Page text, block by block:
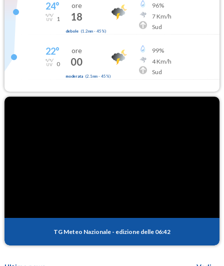
24°
1
ore
18
debole (1.2mm- 45 %)
96%
7Km/h
Sud
22°
0
ore
00
moderata (2.1mm- 45 %)
99%
4Km/h
Sud
TG Meteo Nazionale - edizione delle 06:42